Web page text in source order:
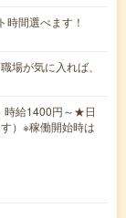
間選べます！
が気に入れば、
時給1400円～★日
）※稼働開始時は